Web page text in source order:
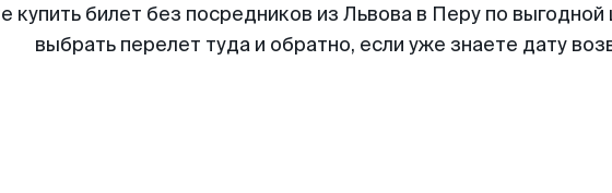
купить билет без посредников из Львова в Перу по
выбрать перелет туда и обратно, если уже знаете дату